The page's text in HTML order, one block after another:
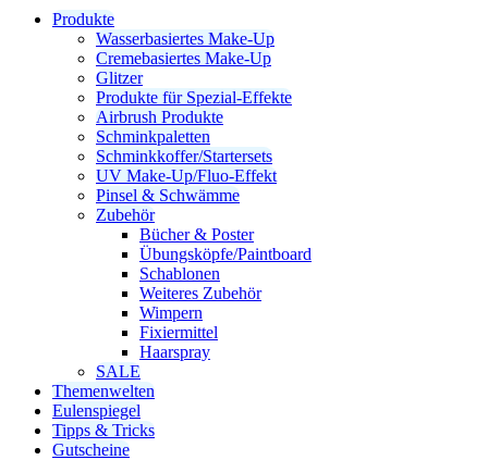
Produkte
Wasserbasiertes Make-Up
Cremebasiertes Make-Up
Glitzer
Produkte für Spezial-Effekte
Airbrush Produkte
Schminkpaletten
Schminkkoffer/Startersets
UV Make-Up/Fluo-Effekt
Pinsel & Schwämme
Zubehör
Bücher & Poster
Übungsköpfe/Paintboard
Schablonen
Weiteres Zubehör
Wimpern
Fixiermittel
Haarspray
SALE
Themenwelten
Eulenspiegel
Tipps & Tricks
Gutscheine